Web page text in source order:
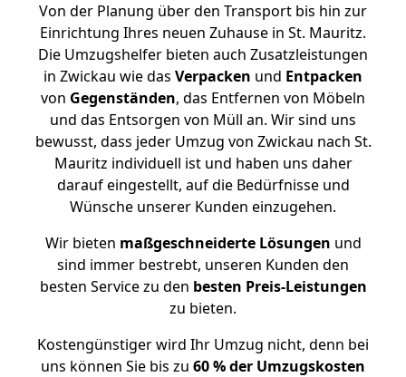
Von der Planung über den Transport bis hin zur
Einrichtung Ihres neuen Zuhause in St. Mauritz.
Die Umzugshelfer bieten auch Zusatzleistungen
in Zwickau wie das Verpacken und Entpacken
von Gegenständen, das Entfernen von Möbeln
und das Entsorgen von Müll an. Wir sind uns
bewusst, dass jeder Umzug von Zwickau nach St.
Mauritz individuell ist und haben uns daher
darauf eingestellt, auf die Bedürfnisse und
Wünsche unserer Kunden einzugehen.
Wir bieten maßgeschneiderte Lösungen und
sind immer bestrebt, unseren Kunden den
besten Service zu den besten Preis-Leistungen
zu bieten.
Kostengünstiger wird Ihr Umzug nicht, denn bei
uns können Sie bis zu 60 % der Umzugskosten